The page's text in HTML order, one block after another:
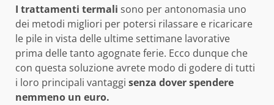
I trattamenti termali sono per antonomasia uno
dei metodi migliori per potersi rilassare e ricaricare
le pile in vista delle ultime settimane lavorative
prima delle tanto agognate ferie. Ecco dunque che
con questa soluzione avrete modo di godere di tutti
i loro principali vantaggi senza dover spendere
nemmeno un euro.